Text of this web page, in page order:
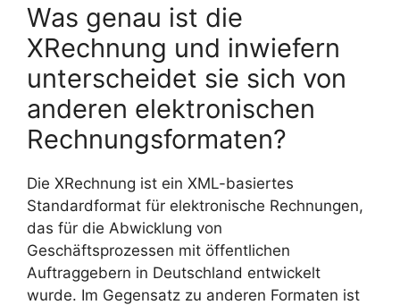
Was genau ist die
XRechnung und inwiefern
unterscheidet sie sich von
anderen elektronischen
Rechnungsformaten?
Die XRechnung ist ein XML-basiertes
Standardformat für elektronische Rechnungen,
das für die Abwicklung von
Geschäftsprozessen mit öffentlichen
Auftraggebern in Deutschland entwickelt
wurde. Im Gegensatz zu anderen Formaten ist